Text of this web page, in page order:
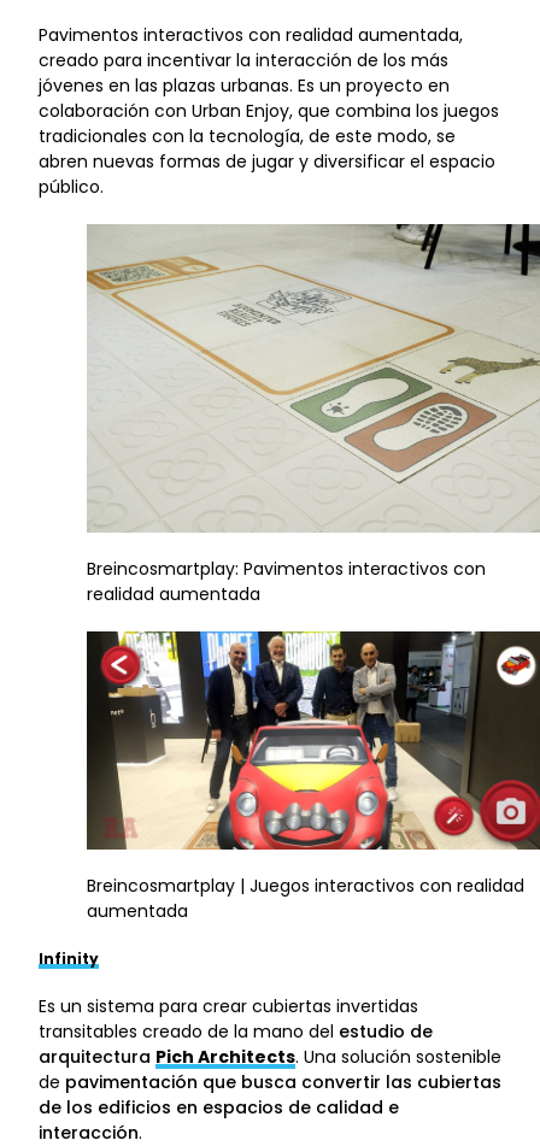
Pavimentos interactivos con realidad aumentada,
creado para incentivar la interacción de los más
jóvenes en las plazas urbanas. Es un proyecto en
colaboración con Urban Enjoy, que combina los juegos
tradicionales con la tecnología, de este modo, se
abren nuevas formas de jugar y diversificar el espacio
público.
Breincosmartplay: Pavimentos interactivos con
realidad aumentada
Breincosmartplay | Juegos interactivos con realidad
aumentada
Infinity
Es un sistema para crear cubiertas invertidas
transitables creado de la mano del estudio de
arquitectura Pich Architects. Una solución sostenible
de pavimentación que busca convertir las cubiertas
de los edificios en espacios de calidad e
interacción.